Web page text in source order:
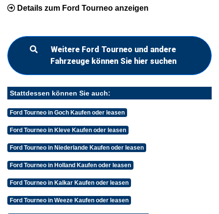
Details zum Ford Tourneo anzeigen
Weitere Ford Tourneo und andere
Fahrzeuge können Sie hier suchen
Stattdessen können Sie auch:
Ford Tourneo in Goch Kaufen oder leasen
Ford Tourneo in Kleve Kaufen oder leasen
Ford Tourneo in Niederlande Kaufen oder leasen
Ford Tourneo in Holland Kaufen oder leasen
Ford Tourneo in Kalkar Kaufen oder leasen
Ford Tourneo in Weeze Kaufen oder leasen